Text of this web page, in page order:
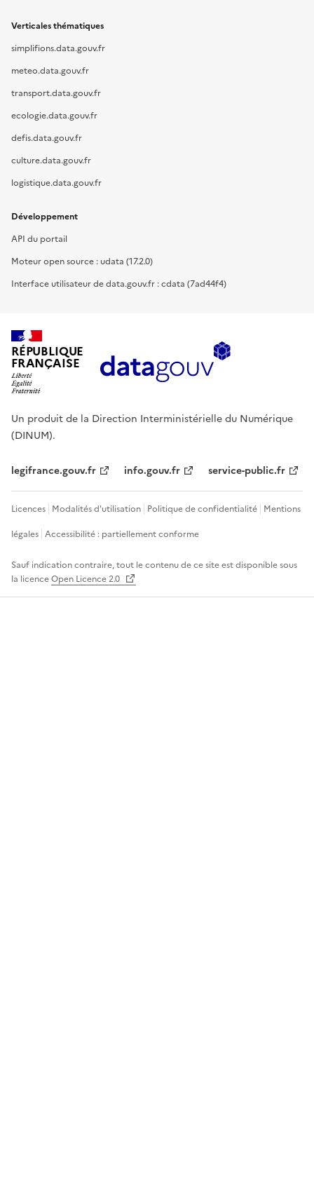
Verticales thématiques
simplifions.data.gouv.fr
meteo.data.gouv.fr
transport.data.gouv.fr
ecologie.data.gouv.fr
defis.data.gouv.fr
culture.data.gouv.fr
logistique.data.gouv.fr
Développement
API du portail
Moteur open source : udata (17.2.0)
Interface utilisateur de data.gouv.fr : cdata (7ad44f4)
RÉPUBLIQUE
FRANÇAISE
Un produit de la Direction Interministérielle du Numérique
(DINUM).
legifrance.gouv.fr info.gouv.fr service-public.fr
Licences Modalités d'utilisation Politique de confidentialité Mentions
légales Accessibilité : partiellement conforme
Sauf indication contraire, tout le contenu de ce site est disponible sous
la licenceOpen Licence 2.0